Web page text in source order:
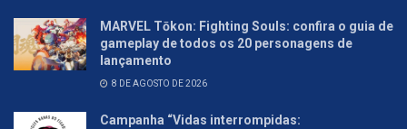
MARVEL Tōkon: Fighting Souls: confira o guia de
gameplay de todos os 20 personagens de
lançamento
8 DE AGOSTO DE 2026
Campanha “Vidas interrompidas: